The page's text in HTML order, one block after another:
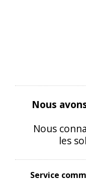
Nous
Nous
les
Service